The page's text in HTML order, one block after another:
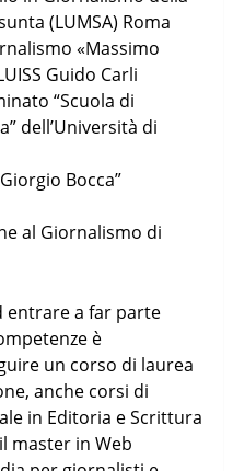
(LUMSA) Roma
«Massimo
Guido Carli
“Scuola di
dell’Università di
Bocca”
al Giornalismo di
entrare a far parte
è
un corso di laurea
anche corsi di
in Editoria e Scrittura
master in Web